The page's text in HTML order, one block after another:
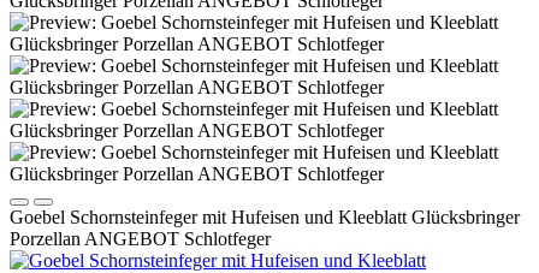
Goebel Schornsteinfeger mit Hufeisen und Kleeblatt Glücksbringer
Porzellan ANGEBOT Schlotfeger